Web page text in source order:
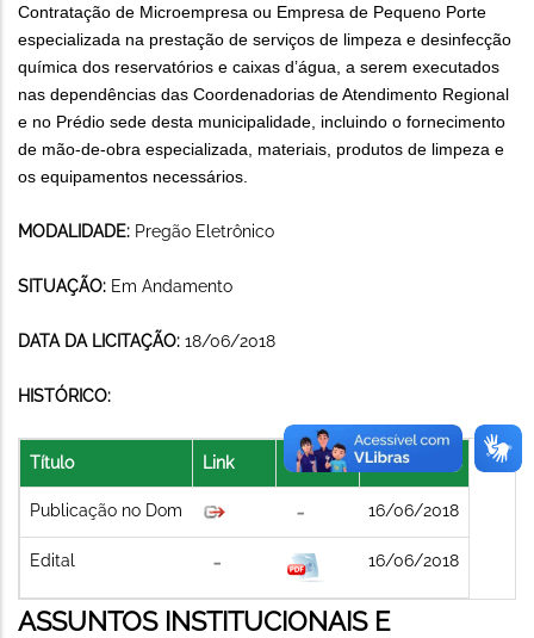
Contratação de Microempresa ou Empresa de Pequeno Porte
especializada na prestação de serviços de limpeza e desinfecção
química dos reservatórios e caixas d’água, a serem executados
nas dependências das Coordenadorias de Atendimento Regional
e no Prédio sede desta municipalidade, incluindo o fornecimento
de mão-de-obra especializada, materiais, produtos de limpeza e
os equipamentos necessários.
MODALIDADE: Pregão Eletrônico
SITUAÇÃO: Em Andamento
DATA DA LICITAÇÃO: 18/06/2018
HISTÓRICO:
Título Link Arquivo Data
Publicação no Dom 16/06/2018
Edital 16/06/2018
ASSUNTOS INSTITUCIONAIS E